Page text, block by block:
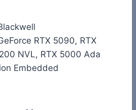
RTX 5090, RTX
NVL, RTX 5000 Ada
Embedded